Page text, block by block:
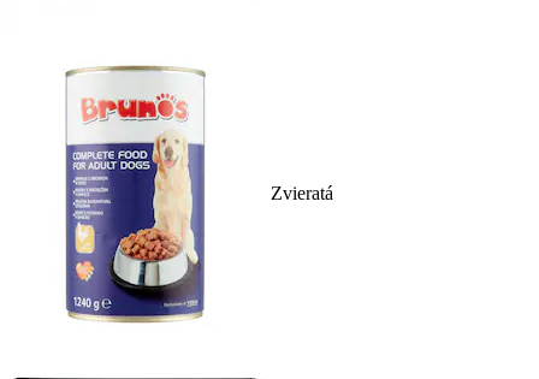
Zvieratá